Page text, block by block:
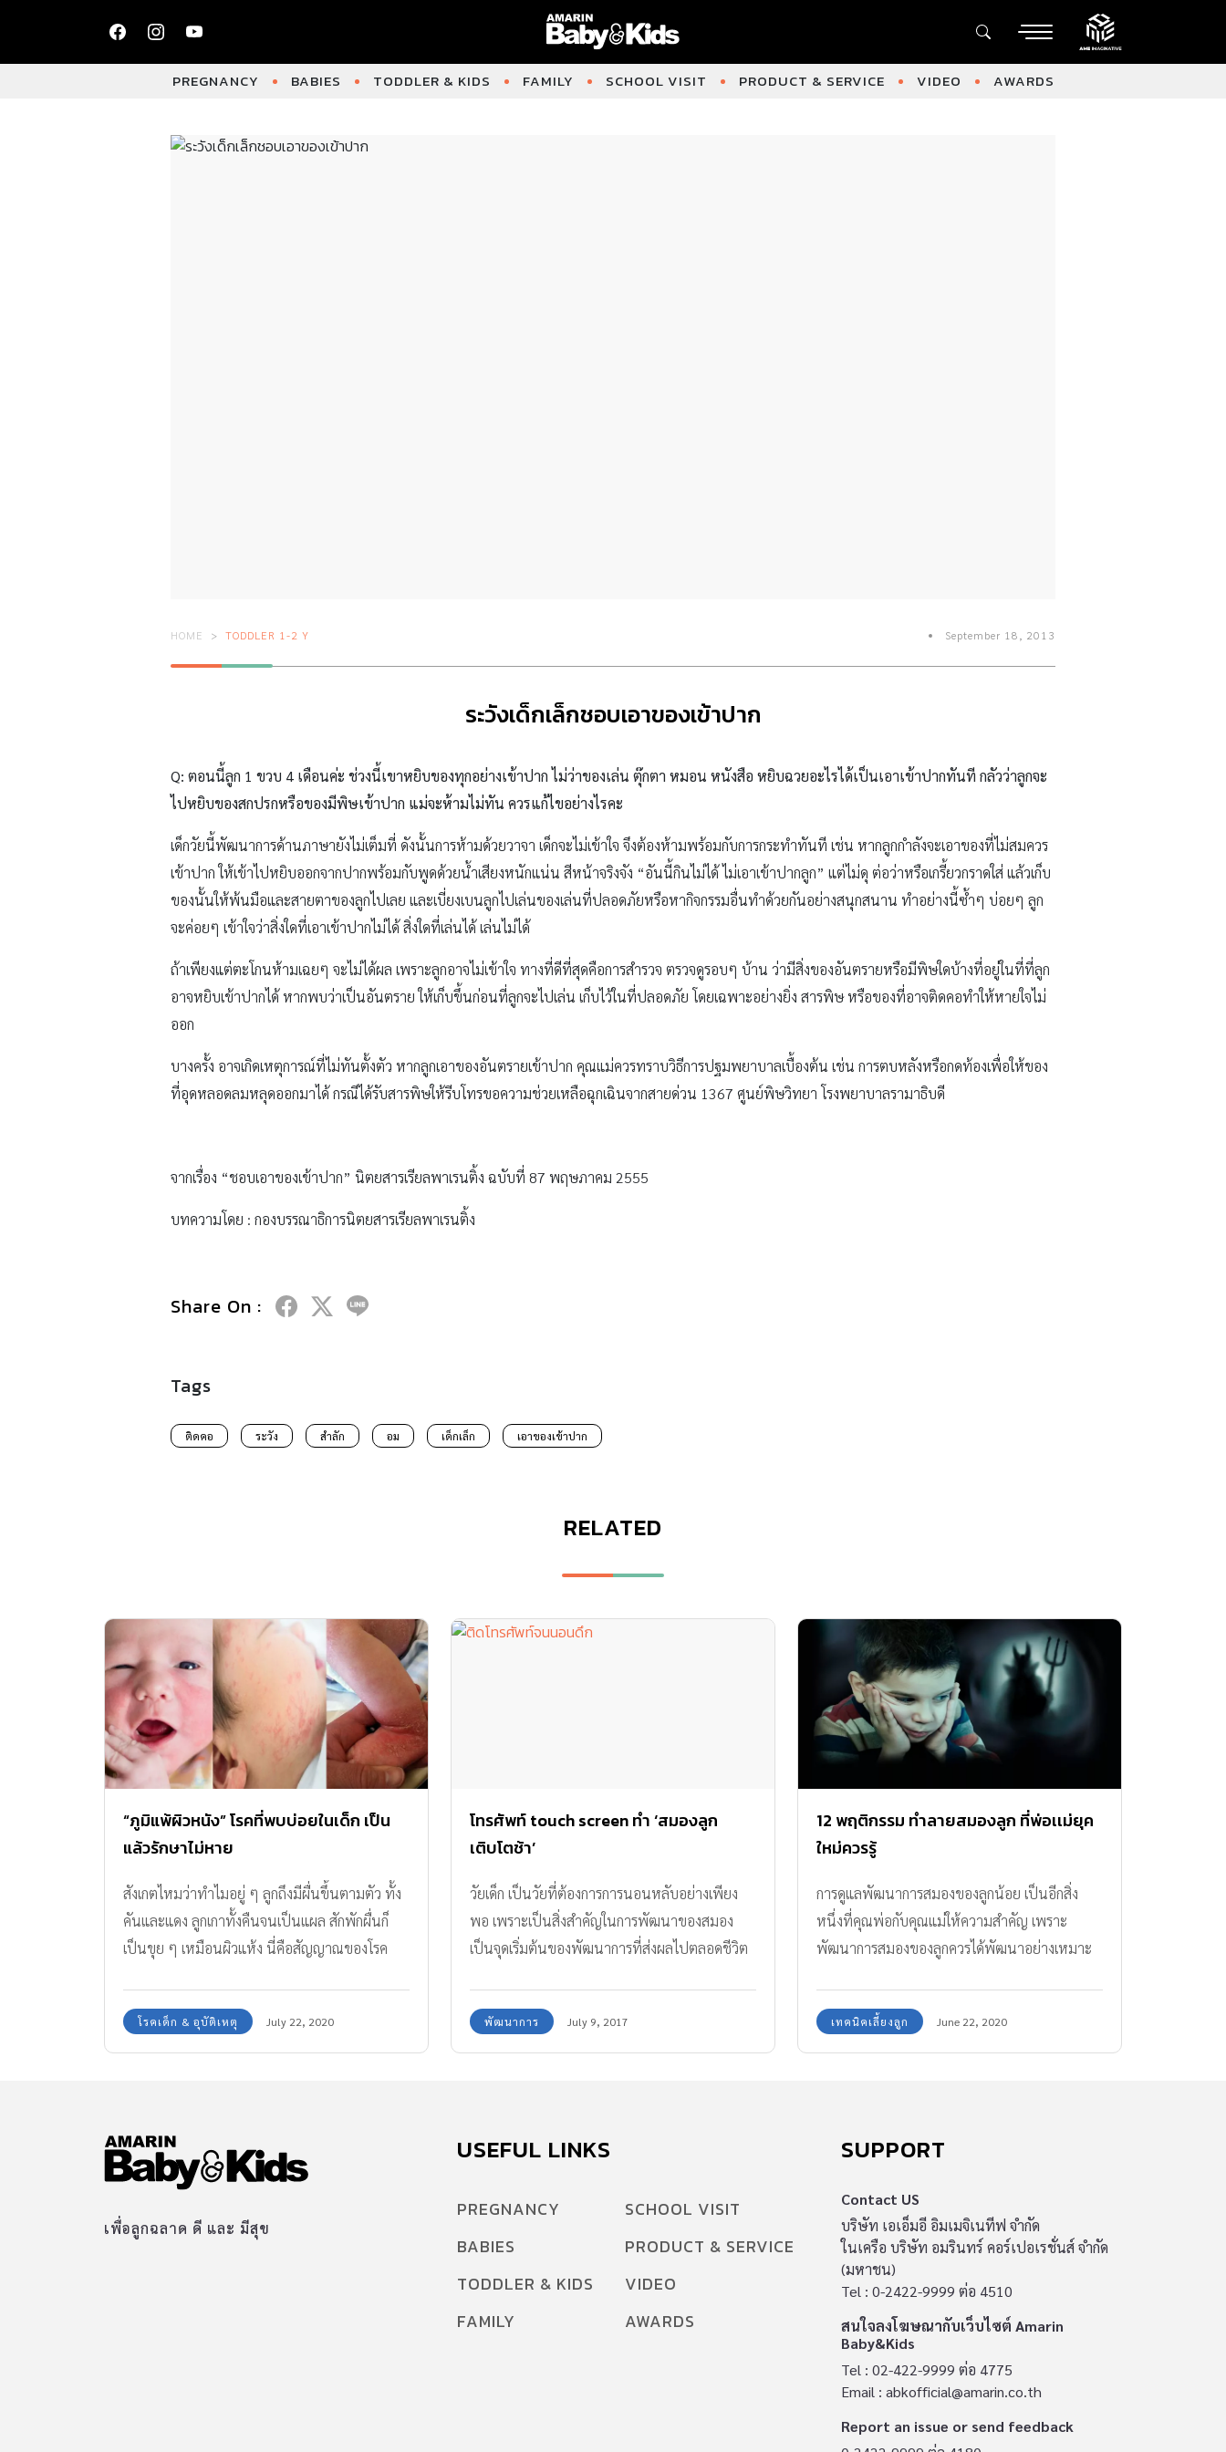
PREGNANCY BABIES TODDLER & KIDS FAMILY SCHOOL VISIT PRODUCT & SERVICE VIDEO AWARDS
HOME TODDLER 1-2 Y September 18, 2013
ระวังเด็กเล็กชอบเอาของเข้าปาก
Q: ตอนนี้ลูก 1 ขวบ 4 เดือนค่ะ ช่วงนี้เขาหยิบของทุกอย่างเข้าปาก ไม่ว่าของเล่น ตุ๊กตา หมอน หนังสือ หยิบฉวยอะไรได้เป็นเอาเข้าปากทันที กลัวว่าลูกจะ
ไปหยิบของสกปรกหรือของมีพิษเข้าปาก แม่จะห้ามไม่ทัน ควรแก้ไขอย่างไรคะ
เด็กวัยนี้พัฒนาการด้านภาษายังไม่เต็มที่ ดังนั้นการห้ามด้วยวาจา เด็กจะไม่เข้าใจ จึงต้องห้ามพร้อมกับการกระทำทันที เช่น หากลูกกำลังจะเอาของที่ไม่สมควร
เข้าปาก ให้เข้าไปหยิบออกจากปากพร้อมกับพูดด้วยน้ำเสียงหนักแน่น สีหน้าจริงจัง “อันนี้กินไม่ได้ ไม่เอาเข้าปากลูก” แต่ไม่ดุ ต่อว่าหรือเกรี้ยวกราดใส่ แล้วเก็บ
ของนั้นให้พ้นมือและสายตาของลูกไปเลย และเบี่ยงเบนลูกไปเล่นของเล่นที่ปลอดภัยหรือหากิจกรรมอื่นทำด้วยกันอย่างสนุกสนาน ทำอย่างนี้ซ้ำๆ บ่อยๆ ลูก
จะค่อยๆ เข้าใจว่าสิ่งใดที่เอาเข้าปากไม่ได้ สิ่งใดที่เล่นได้ เล่นไม่ได้
ถ้าเพียงแต่ตะโกนห้ามเฉยๆ จะไม่ได้ผล เพราะลูกอาจไม่เข้าใจ ทางที่ดีที่สุดคือการสำรวจ ตรวจดูรอบๆ บ้าน ว่ามีสิ่งของอันตรายหรือมีพิษใดบ้างที่อยู่ในที่ที่ลูก
อาจหยิบเข้าปากได้ หากพบว่าเป็นอันตราย ให้เก็บขึ้นก่อนที่ลูกจะไปเล่น เก็บไว้ในที่ปลอดภัย โดยเฉพาะอย่างยิ่ง สารพิษ หรือของที่อาจติดคอทำให้หายใจไม่
ออก
บางครั้ง อาจเกิดเหตุการณ์ที่ไม่ทันตั้งตัว หากลูกเอาของอันตรายเข้าปาก คุณแม่ควรทราบวิธีการปฐมพยาบาลเบื้องต้น เช่น การตบหลังหรือกดท้องเพื่อให้ของ
ที่อุดหลอดลมหลุดออกมาได้ กรณีได้รับสารพิษให้รีบโทรขอความช่วยเหลือฉุกเฉินจากสายด่วน 1367 ศูนย์พิษวิทยา โรงพยาบาลรามาธิบดี
จากเรื่อง “ชอบเอาของเข้าปาก” นิตยสารเรียลพาเรนติ้ง ฉบับที่ 87 พฤษภาคม 2555
บทความโดย : กองบรรณาธิการนิตยสารเรียลพาเรนติ้ง
Share On :
Tags
ติดคอ ระวัง สำลัก อม เด็กเล็ก เอาของเข้าปาก
RELATED
“ภูมิแพ้ผิวหนัง” โรคที่พบบ่อยในเด็ก เป็น
แล้วรักษาไม่หาย
สังเกตไหมว่าทำไมอยู่ ๆ ลูกถึงมีผื่นขึ้นตามตัว ทั้ง
คันและแดง ลูกเกาทั้งคืนจนเป็นแผล สักพักผื่นก็
เป็นขุย ๆ เหมือนผิวแห้ง นี่คือสัญญาณของโรค
โรคเด็ก & อุบัติเหตุ July 22, 2020
โทรศัพท์ touch screen ทำ ‘สมองลูก
เติบโตช้า’
วัยเด็ก เป็นวัยที่ต้องการการนอนหลับอย่างเพียง
พอ เพราะเป็นสิ่งสำคัญในการพัฒนาของสมอง
เป็นจุดเริ่มต้นของพัฒนาการที่ส่งผลไปตลอดชีวิต
จนนอนดึก มีพัฒนาการทางสมองช้าลง
พัฒนาการ July 9, 2017
12 พฤติกรรม ทำลายสมองลูก ที่พ่อเเม่ยุค
ใหม่ควรรู้
การดูแลพัฒนาการสมองของลูกน้อย เป็นอีกสิ่ง
หนึ่งที่คุณพ่อกับคุณแม่ให้ความสำคัญ เพราะ
พัฒนาการสมองของลูกควรได้พัฒนาอย่างเหมาะ
สะดวกสบายในชีวิตประจำวันกลับทำให้วิธีเลี้ยงดู
ลูกน้อยเปลี่ยนแปลงไป พ่อแม่เล่นกับลูกน้อยลง ลูก
ทำลายสมองลูก เรามาลองเช็คกันดีกว่าค่ะ ว่ามี
ของลูกน้อย ก่อนจะปล่อยให้สายเกินไป เช็ค 12
พฤติกรรมควรเลี่ยงเสี่ยง ทำลายสมองลูก สมองคือ
อวัยวะสำคัญที่ควบคุมกลไกการทำงานของอวัยวะ
ต่าง ๆ รวมถึงใช้ในการดำเนินชีวิตประจำวัน
ปัญญาที่เราใช้ในการแสดงศักยภาพ นอกจากการ
ส่งเสริมทักษะรอบด้านที่ช่วยพัฒนาสมองของลูก
น้อยแล้ว คุณพ่อคุณแม่ควรหลีกเลี่ยงสิ่งอันตรายที่
ปล่อยให้ลูกเล่นโทรศัพท์มือถือ/แท็บเล็ต นานเกิน
เทคนิคเลี้ยงลูก June 22, 2020
เพื่อลูกฉลาด ดี และ มีสุข
USEFUL LINKS
PREGNANCY
BABIES
TODDLER & KIDS
FAMILY
SCHOOL VISIT
PRODUCT & SERVICE
VIDEO
AWARDS
SUPPORT
Contact US
บริษัท เอเอ็มอี อิมเมจิเนทีฟ จำกัด
ในเครือ บริษัท อมรินทร์ คอร์เปอเรชั่นส์ จำกัด
(มหาชน)
Tel : 0-2422-9999 ต่อ 4510
สนใจลงโฆษณากับเว็บไซต์ Amarin
Baby&Kids
Tel : 02-422-9999 ต่อ 4775
Email : abkofficial@amarin.co.th
Report an issue or send feedback